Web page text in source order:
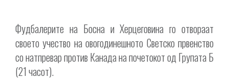
Фудбалерите на Босна и Херцеговина го отвораат
своето учество на овогодинешното Светско првенство
со натпревар против Канада на почетокот од Групата Б
(21 часот).